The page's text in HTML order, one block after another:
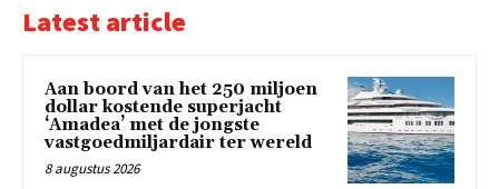
Latest article
Aan boord van het 250 miljoen
dollar kostende superjacht
‘Amadea’ met de jongste
vastgoedmiljardair ter wereld
8 augustus 2026